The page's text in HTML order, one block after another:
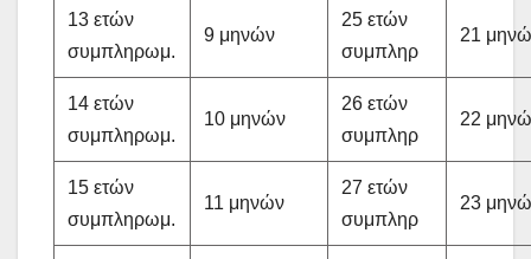
13 ετών
συμπληρωμ.
9 μηνών
25 ετών
συμπληρ
21
14 ετών
συμπληρωμ.
10 μηνών
26 ετών
συμπληρ
22
15 ετών
συμπληρωμ.
11 μηνών
27 ετών
συμπληρ
23